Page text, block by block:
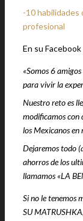
-10 habilidades
profesional
En su
«Somos 6
para vivir la
Nuestro reto es
modificamos con
los Mexicanos
Dejaremos todo
ahorros de los
llamamos «LA
Si no le tenemos
SU